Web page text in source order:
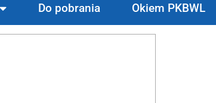
Do pobrania Okiem PKBWL